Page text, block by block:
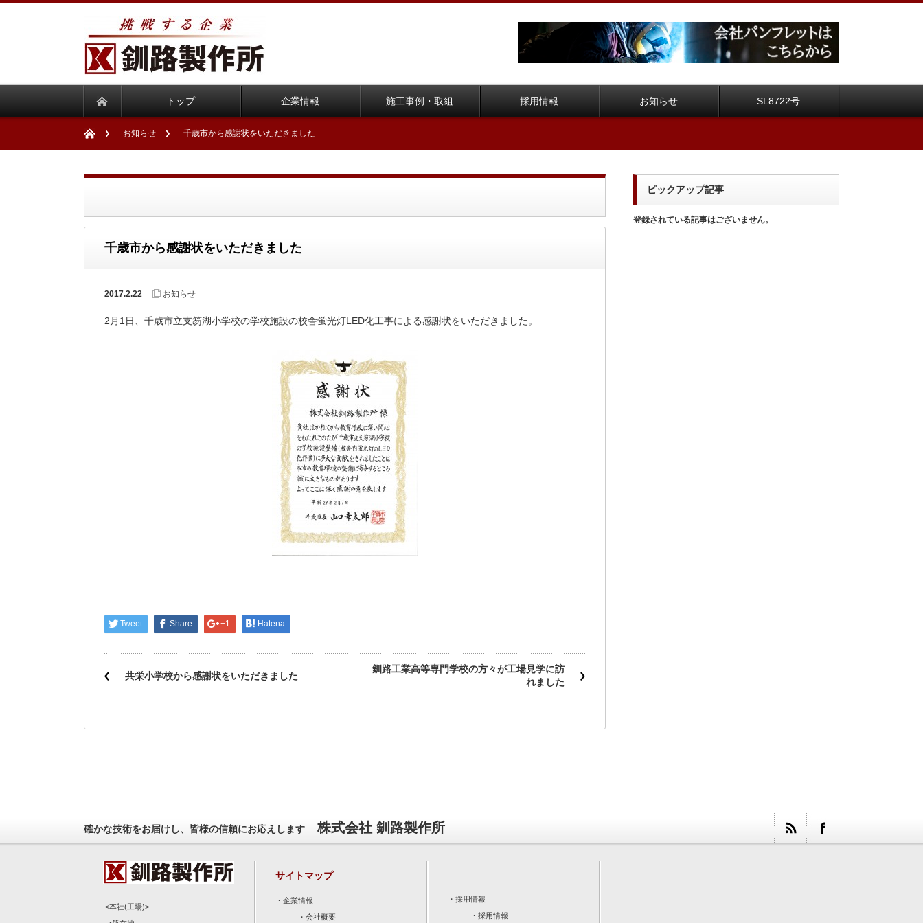
トップ 企業情報 施工事例・取組 採用情報 お知らせ SL8722号
お知らせ 千歳市から感謝状をいただきました
千歳市から感謝状をいただきました
2017.2.22 お知らせ
2月1日、千歳市立支笏湖小学校の学校施設の校舎蛍光灯LED化工事による感謝状をいただきました。
Tweet Share +1 Hatena
共栄小学校から感謝状をいただきました
釧路工業高等専門学校の方々が工場見学に訪
れました
ピックアップ記事
登録されている記事はございません。
確かな技術をお届けし、皆様の信頼にお応えします 株式会社 釧路製作所
<本社(工場)>
サイトマップ
・ 企業情報
・ 会社概要
・ 採用情報
・ 採用情報